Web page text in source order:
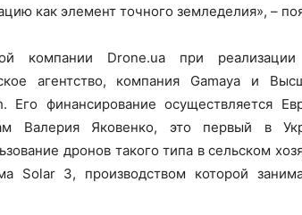
как элемент точного земледелия», –
компании Drone.ua при
агентство, компания Gamaya и
Его финансирование осуществляется
Валерия Яковенко, это первый в
дронов такого типа в сельском
Solar 3, производством которой